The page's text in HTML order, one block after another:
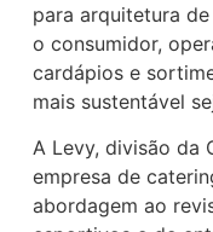
para arquitetura
o consumidor,
cardápios e
mais sustentável
A Levy, divisão da
empresa de
abordagem ao